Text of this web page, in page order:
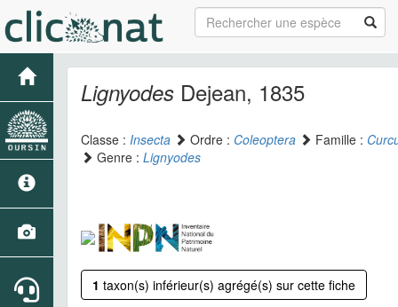
Lignyodes Dejean, 1835
Classe : Insecta Ordre : Coleoptera Famille :
Genre : Lignyodes
1 taxon(s) inférieur(s) agrégé(s) sur cette fiche